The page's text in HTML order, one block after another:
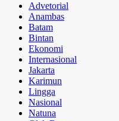
Advetorial
Anambas
Batam
Bintan
Ekonomi
Internasional
Jakarta
Karimun
Lingga
Nasional
Natuna